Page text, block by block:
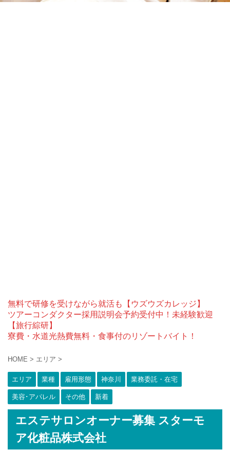
無料で研修を受けながら就活も【ウズウズカレッジ】
ツアーコンダクター採用説明会予約受付中！未経験歓迎
【旅行綜研】
寮費・水道光熱費無料・食事付のリゾートバイト！
HOME > エリア >
エリア 業種 雇用形態 神奈川 業務委託・在宅
美容･アパレル その他 新着
エステサロンオーナー募集 スターモ
ア化粧品株式会社